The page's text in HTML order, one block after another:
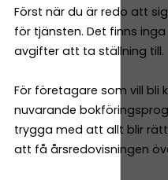
Först när du är redo att
för tjänsten. Det finns
avgifter att ta ställning till.
För företagare som vill bli
nuvarande
trygga med att allt blir
att få årsredovisningen